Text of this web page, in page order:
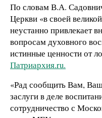
По словам В.А.
Церкви «в своей
неустанно привлекает
вопросам духовного
истинные ценности от
Патриархия.ru.
«Рад сообщить Вам,
заслуги в деле
сотрудничество с